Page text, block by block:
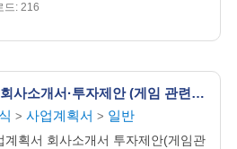
드: 216
사업계획서·회사소개서·투자제안 (게임 관련 사업)
> 사업계획서 > 일반
계획서 회사소개서 투자제안(게임관